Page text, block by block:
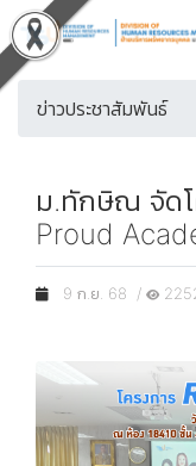
ข่าวประชาสัมพันธ์
ม.ทักษิณ จัดโ
Proud
9 ก.ย. 68 /